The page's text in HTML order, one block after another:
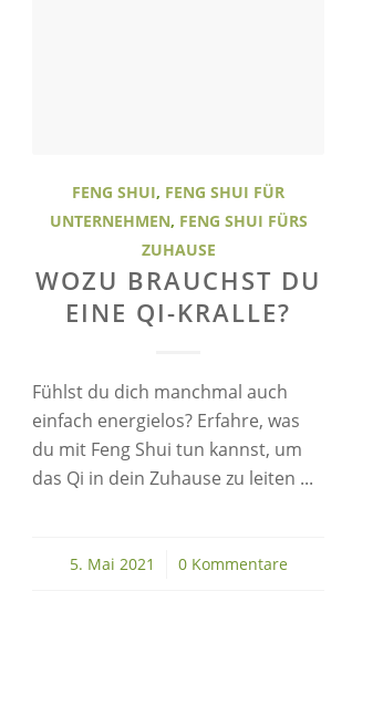
FENG SHUI, FENG SHUI FÜR
UNTERNEHMEN, FENG SHUI FÜRS
ZUHAUSE
WOZU BRAUCHST DU
EINE QI-KRALLE?
Fühlst du dich manchmal auch
einfach energielos? Erfahre, was
du mit Feng Shui tun kannst, um
das Qi in dein Zuhause zu leiten ...
5. Mai 2021
/ 0 Kommentare